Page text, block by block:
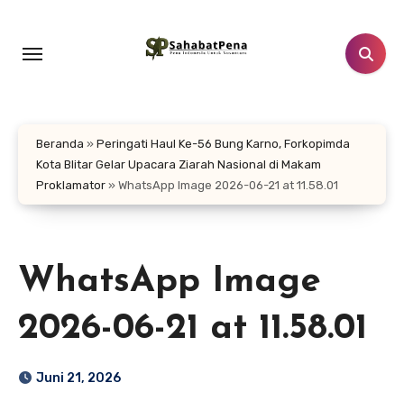
konten
Beranda » Peringati Haul Ke-56 Bung Karno, Forkopimda
Kota Blitar Gelar Upacara Ziarah Nasional di Makam
Proklamator » WhatsApp Image 2026-06-21 at 11.58.01
WhatsApp Image
2026-06-21 at 11.58.01
Juni 21, 2026